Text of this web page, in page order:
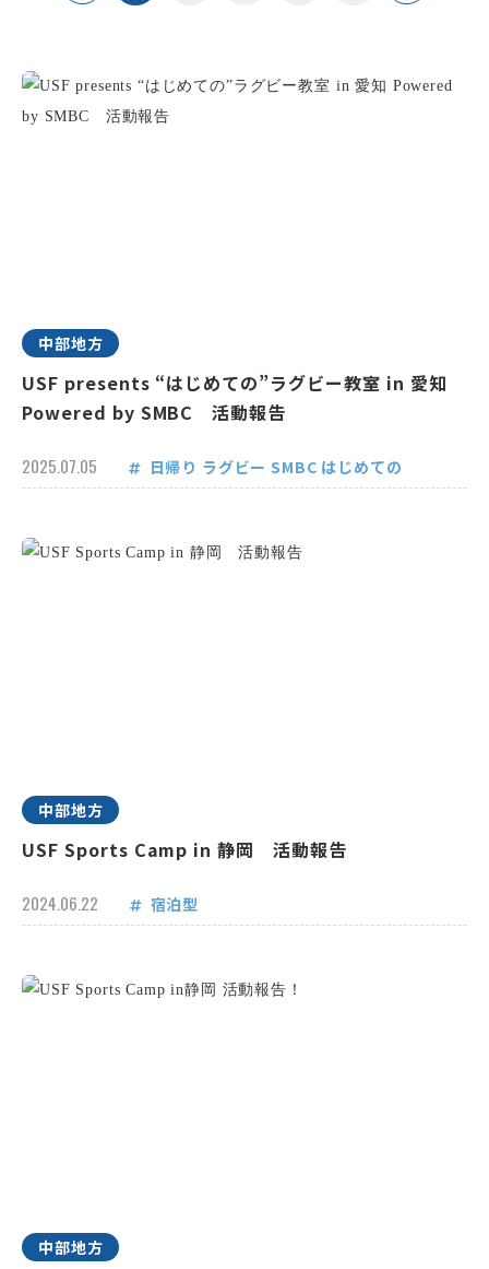
中部地方
USF presents “はじめての”ラグビー教室 in 愛知
Powered by SMBC 活動報告
2025.07.05 日帰り ラグビー SMBC はじめての
中部地方
USF Sports Camp in 静岡 活動報告
2024.06.22 宿泊型
中部地方